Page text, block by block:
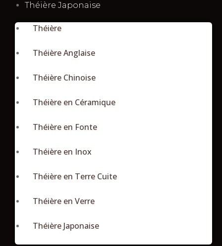
Théière Japonaise
Théière
Théière Anglaise
Théière Chinoise
Théière en Céramique
Théière en Fonte
Théière en Inox
Théière en Terre Cuite
Théière en Verre
Théière Japonaise